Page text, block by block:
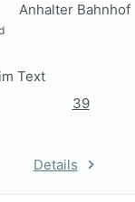
Anhalter Bahnhof
Text
39
Details